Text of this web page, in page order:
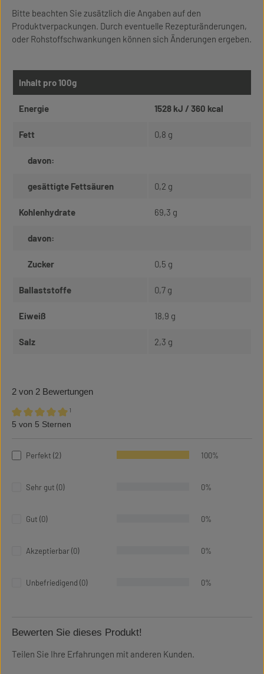
Bitte beachten Sie zusätzlich die Angaben auf den
Produktverpackungen. Durch eventuelle Rezepturänderungen,
oder Rohstoffschwankungen können sich Änderungen ergeben.
Inhalt pro 100g
Energie 1528 kJ / 360 kcal
Fett 0,8 g
davon:
gesättigte Fettsäuren 0,2 g
Kohlenhydrate 69,3 g
davon:
Zucker 0,5 g
Ballaststoffe 0,7 g
Eiweiß 18,9 g
Salz 2,3 g
2 von 2 Bewertungen
Durchschnittliche Bewertung von 5 von 5 Sternen
¹
5 von 5 Sternen
Perfekt (2) 100%
Sehr gut (0) 0%
Gut (0) 0%
Akzeptierbar (0) 0%
Unbefriedigend (0) 0%
Bewerten Sie dieses Produkt!
Teilen Sie Ihre Erfahrungen mit anderen Kunden.